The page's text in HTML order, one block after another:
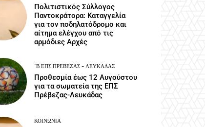
Πολιτιστικός Σύλλογος
Παντοκράτορα: Καταγγελία
για τον ποδηλατόδρομο και
αίτημα ελέγχου από τις
αρμόδιες Αρχές
΄Β ΕΠΣ ΠΡΈΒΕΖΑΣ - ΛΕΥΚΆΔΑΣ
Προθεσμία έως 12 Αυγούστου
για τα σωματεία της ΕΠΣ
Πρέβεζας-Λευκάδας
ΚΟΙΝΩΝΙΑ